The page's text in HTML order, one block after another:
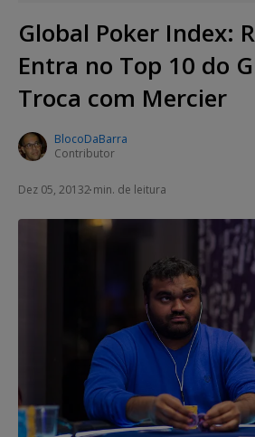
Global Poker Index:
Entra no Top 10 do
Troca com Mercier
BlocoDaBarra
Contributor
Dez 05, 20132 min. de leitura